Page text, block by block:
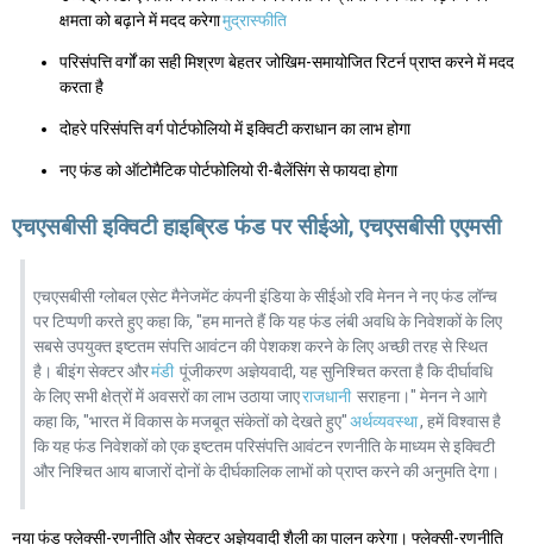
क्षमता को बढ़ाने में मदद करेगामुद्रास्फीति
परिसंपत्ति वर्गों का सही मिश्रण बेहतर जोखिम-समायोजित रिटर्न प्राप्त करने में मदद
करता है
दोहरे परिसंपत्ति वर्ग पोर्टफोलियो में इक्विटी कराधान का लाभ होगा
नए फंड को ऑटोमैटिक पोर्टफोलियो री-बैलेंसिंग से फायदा होगा
एचएसबीसी इक्विटी हाइब्रिड फंड पर सीईओ, एचएसबीसी एएमसी
एचएसबीसी ग्लोबल एसेट मैनेजमेंट कंपनी इंडिया के सीईओ रवि मेनन ने नए फंड लॉन्च
पर टिप्पणी करते हुए कहा कि, "हम मानते हैं कि यह फंड लंबी अवधि के निवेशकों के लिए
सबसे उपयुक्त इष्टतम संपत्ति आवंटन की पेशकश करने के लिए अच्छी तरह से स्थित
है। बीइंग सेक्टर औरमंडी पूंजीकरण अज्ञेयवादी, यह सुनिश्चित करता है कि दीर्घावधि
के लिए सभी क्षेत्रों में अवसरों का लाभ उठाया जाएराजधानी सराहना।" मेनन ने आगे
कहा कि, "भारत में विकास के मजबूत संकेतों को देखते हुए"अर्थव्यवस्था, हमें विश्वास है
कि यह फंड निवेशकों को एक इष्टतम परिसंपत्ति आवंटन रणनीति के माध्यम से इक्विटी
और निश्चित आय बाजारों दोनों के दीर्घकालिक लाभों को प्राप्त करने की अनुमति देगा।
नया फंड फ्लेक्सी-रणनीति और सेक्टर अज्ञेयवादी शैली का पालन करेगा। फ्लेक्सी-रणनीति